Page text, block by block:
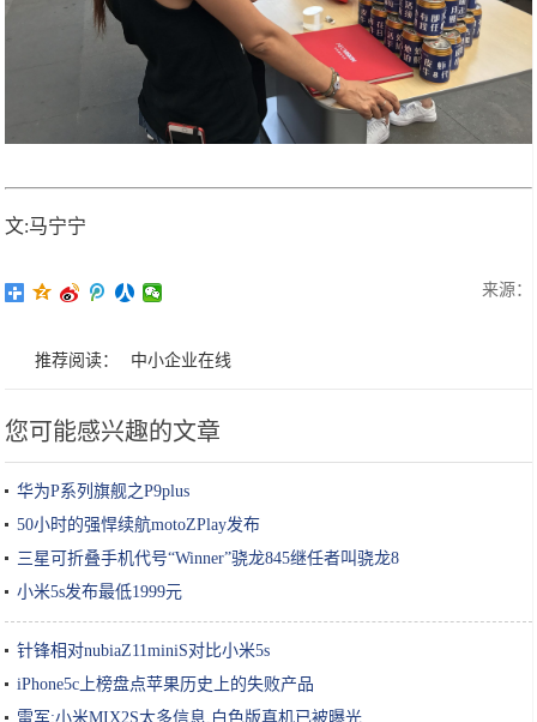
文:马宁宁
来源：
推荐阅读： 中小企业在线
您可能感兴趣的文章
华为P系列旗舰之P9plus
50小时的强悍续航motoZPlay发布
三星可折叠手机代号“Winner”骁龙845继任者叫骁龙8
小米5s发布最低1999元
针锋相对nubiaZ11miniS对比小米5s
iPhone5c上榜盘点苹果历史上的失败产品
雷军:小米MIX2S太多信息,白色版真机已被曝光